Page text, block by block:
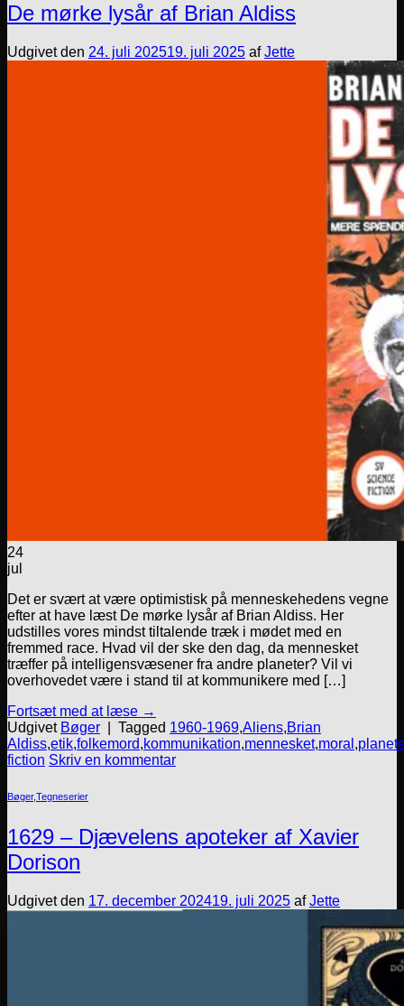
De mørke lysår af Brian Aldiss
Udgivet den 24. juli 202519. juli 2025 afJette
24
jul
Det er svært at være optimistisk på menneskehedens vegne
efter at have læst De mørke lysår af Brian Aldiss. Her
udstilles vores mindst tiltalende træk i mødet med en
fremmed race. Hvad vil der ske den dag, da mennesket
træffer på intelligensvæsener fra andre planeter? Vil vi
overhovedet være i stand til at kommunikere med […]
Fortsæt med at læse →
Udgivet Bøger Tagged 1960-1969,Aliens,Brian
Aldiss,etik,folkemord,kommunikation,mennesket,moral ,
fiction Skriv en kommentar
Bøger,Tegneserier
1629 – Djævelens apoteker af Xavier
Dorison
Udgivet den 17. december 202419. juli 2025 afJette